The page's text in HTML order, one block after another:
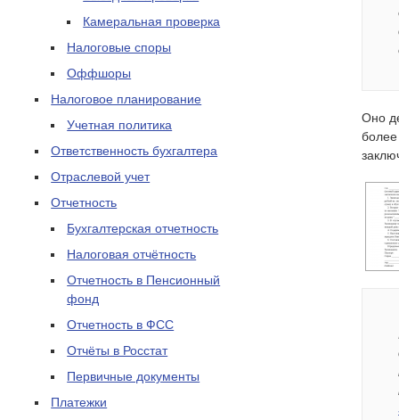
Камеральная проверка
Налоговые споры
Оффшоры
Налоговое планирование
Учетная политика
Ответственность бухгалтера
Отраслевой учет
Отчетность
Бухгалтерская отчетность
Налоговая отчётность
Отчетность в Пенсионный
фонд
Отчетность в ФСС
Отчёты в Росстат
Первичные документы
Платежки
Оно